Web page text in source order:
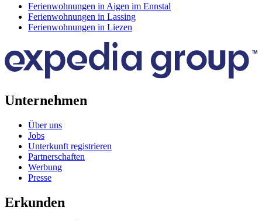
Ferienwohnungen in Aigen im Ennstal
Ferienwohnungen in Lassing
Ferienwohnungen in Liezen
Unternehmen
Über uns
Jobs
Unterkunft registrieren
Partnerschaften
Werbung
Presse
Erkunden